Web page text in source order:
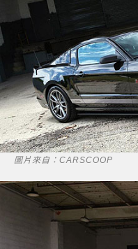
圖片來自：CARSCOOP